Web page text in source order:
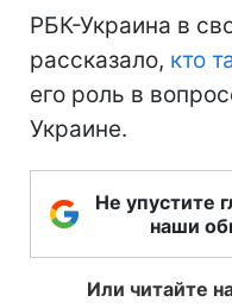
РБК-Украина в
рассказало, кто
его роль в
Украине.
Не упустите
наши
Или читайте